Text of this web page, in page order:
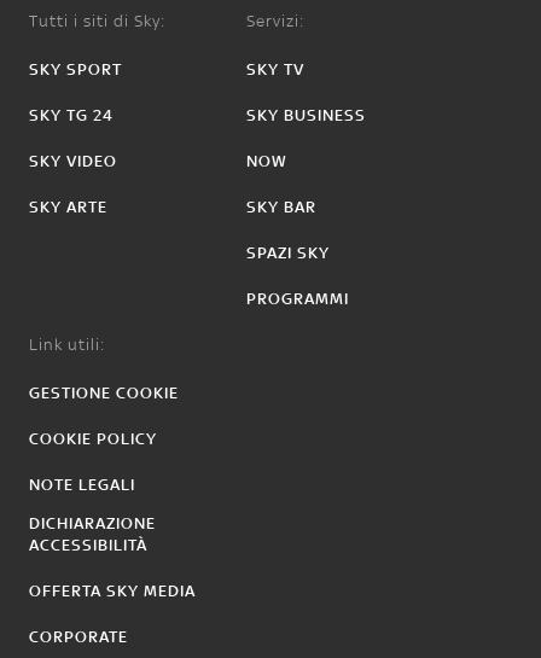
Tutti i siti di Sky:
SKY SPORT
SKY TG 24
SKY VIDEO
SKY ARTE
Servizi:
SKY TV
SKY BUSINESS
NOW
SKY BAR
SPAZI SKY
PROGRAMMI
Link utili:
GESTIONE COOKIE
COOKIE POLICY
NOTE LEGALI
DICHIARAZIONE
ACCESSIBILITÀ
OFFERTA SKY MEDIA
CORPORATE